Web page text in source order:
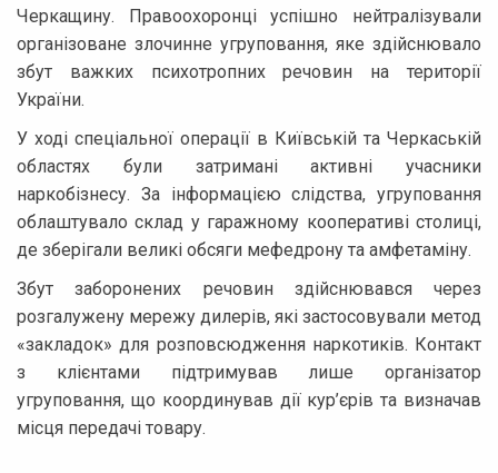
Черкащину. Правоохоронці успішно нейтралізували
організоване злочинне угруповання, яке здійснювало
збут важких психотропних речовин на території
України.
У ході спеціальної операції в Київській та Черкаській
областях були затримані активні учасники
наркобізнесу. За інформацією слідства, угруповання
облаштувало склад у гаражному кооперативі столиці,
де зберігали великі обсяги мефедрону та амфетаміну.
Збут заборонених речовин здійснювався через
розгалужену мережу дилерів, які застосовували метод
«закладок» для розповсюдження наркотиків. Контакт
з клієнтами підтримував лише організатор
угруповання, що координував дії кур’єрів та визначав
місця передачі товару.